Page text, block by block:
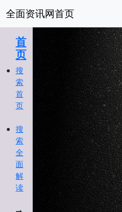
全面资讯网首页
首
页
搜
索
首
页
搜
索
全
面
解
读